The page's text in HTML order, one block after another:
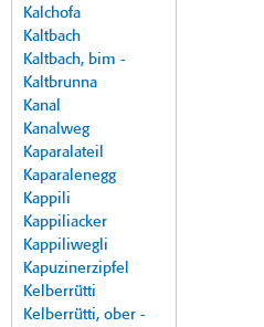
Kalchofa
Kaltbach
Kaltbach, bim -
Kaltbrunna
Kanal
Kanalweg
Kaparalateil
Kaparalenegg
Kappili
Kappiliacker
Kappiliwegli
Kapuzinerzipfel
Kelberrütti
Kelberrütti, ober -